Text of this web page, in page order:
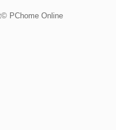
PChome Online